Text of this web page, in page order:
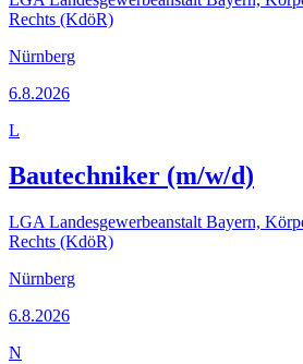
Rechts (KdöR)
Nürnberg
6.8.2026
L
Bautechniker (m/w/d)
LGA Landesgewerbeanstalt Bayern,
Rechts (KdöR)
Nürnberg
6.8.2026
N